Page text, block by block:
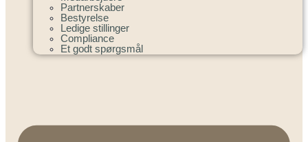
Partnerskaber
Bestyrelse
Ledige stillinger
Compliance
Et godt spørgsmål